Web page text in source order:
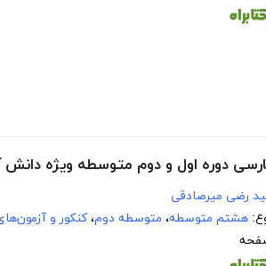
دوره اول و دوم متوسطه ویژه دانش
رضی میرصادقی
هشتم متوسطه، متوسطه دوم، کنکور و